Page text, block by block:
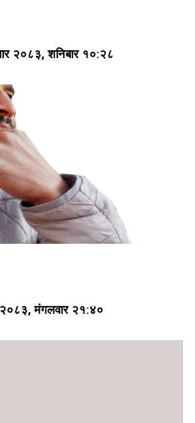
२०८३, शनिबार १०:२८
मंगलवार २१:४०